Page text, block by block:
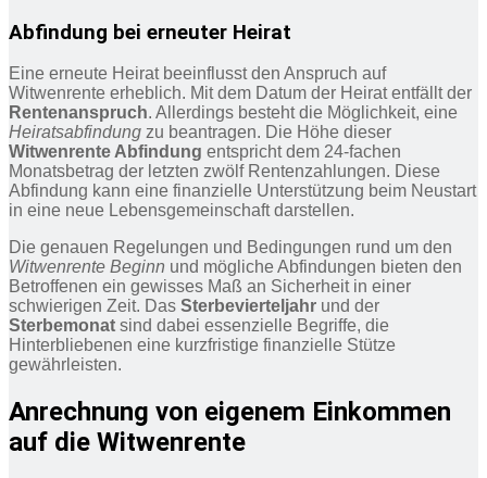
Abfindung bei erneuter Heirat
Eine erneute Heirat beeinflusst den Anspruch auf
Witwenrente erheblich. Mit dem Datum der Heirat entfällt der
Rentenanspruch. Allerdings besteht die Möglichkeit, eine
Heiratsabfindung zu beantragen. Die Höhe dieser
Witwenrente Abfindung entspricht dem 24-fachen
Monatsbetrag der letzten zwölf Rentenzahlungen. Diese
Abfindung kann eine finanzielle Unterstützung beim Neustart
in eine neue Lebensgemeinschaft darstellen.
Die genauen Regelungen und Bedingungen rund um den
Witwenrente Beginn und mögliche Abfindungen bieten den
Betroffenen ein gewisses Maß an Sicherheit in einer
schwierigen Zeit. Das Sterbevierteljahr und der
Sterbemonat sind dabei essenzielle Begriffe, die
Hinterbliebenen eine kurzfristige finanzielle Stütze
gewährleisten.
Anrechnung von eigenem Einkommen
auf die Witwenrente